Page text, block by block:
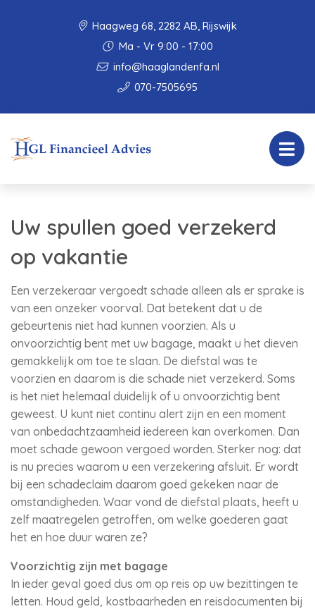
Haagweg 68, 2282 AB, Rijswijk
Ma - Vr 9:00 - 17:00
info@haaglandenfa.nl
070-7505695
Uw spullen goed verzekerd
op vakantie
Een verzekeraar vergoedt schade alleen als er sprake is
van een onzeker voorval. Dat betekent dat u de
gebeurtenis niet had kunnen voorzien. Als u
onvoorzichtig bent met uw bagage, maakt u het dieven
gemakkelijk om toe te slaan. De diefstal was te
voorzien en daarom is die schade niet verzekerd. Soms
is het niet helemaal duidelijk of u onvoorzichtig bent
geweest. U kunt niet continu alert zijn en een moment
van onbedachtzaamheid iedereen kan overkomen. Dan
moet schade gewoon vergoed worden. Sterker nog: dat
is nu precies waarom u een verzekering afsluit. Er wordt
bij een schadeclaim daarom goed gekeken naar de
omstandigheden. Waar vond de diefstal plaats, heeft u
zelf maatregelen getroffen, om welke goederen gaat
het en hoe duur waren ze?
Voorzichtig zijn met bagage
In ieder geval goed dus om op reis op uw bezittingen te
letten. Houd geld, kostbaarheden en reisdocumenten bij